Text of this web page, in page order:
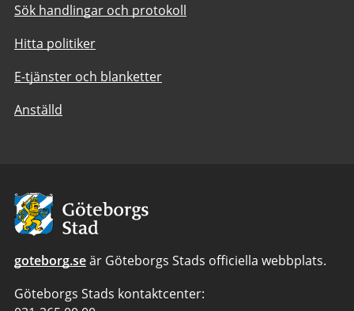
Sök handlingar och protokoll
Hitta politiker
E-tjänster och blanketter
Anställd
Avsändare:
Göteborgs
Stad
goteborg.seär Göteborgs Stads officiella webbplats.
Göteborgs Stads kontaktcenter: